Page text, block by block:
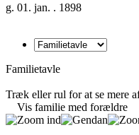
g. 01. jan. . 1898
Familietavle
Træk eller rul for at se mere
Vis familie med forældre